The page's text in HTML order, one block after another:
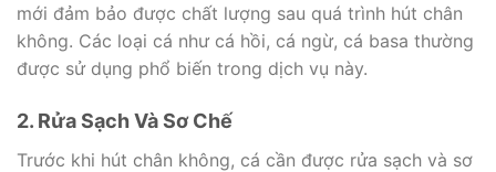
mới đảm bảo được chất lượng sau quá trình hút chân
không. Các loại cá như cá hồi, cá ngừ, cá basa thường
được sử dụng phổ biến trong dịch vụ này.
2. Rửa Sạch Và Sơ Chế
Trước khi hút chân không, cá cần được rửa sạch và sơ